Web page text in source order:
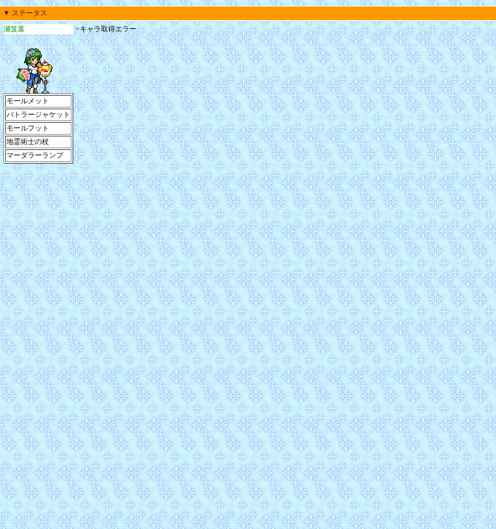
▼ ステータス
瀬笈葉
モールメット
バトラージャケット
モールフット
地霊術士の杖
マーダラーランプ
>キャラ取得エラー